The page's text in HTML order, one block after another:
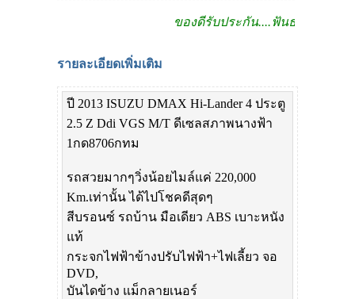
ของดีรับประกัน....ฟันธง!!
รายละเอียดเพิ่มเติม
ปี 2013 ISUZU DMAX Hi-Lander 4 ประตู
2.5 Z Ddi VGS M/T ดีเซลสภาพนางฟ้า
1กด8706กทม
รถสวยมากๆวิ่งน้อยไมล์แค่ 220,000
Km.เท่านั้น ได้ไปโชคดีสุดๆ
สีบรอนซ์ รถบ้าน มือเดียว ABS เบาะหนัง
แท้
กระจกไฟฟ้าข้างปรับไฟฟ้า+ไฟเลี้ยว จอ
DVD,
บันไดข้าง แม็กลายเนอร์